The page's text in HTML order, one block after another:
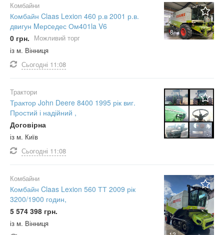
8
Комбайни
Комбайн Claas Lexion 460 р.в 2001 р.в.
двигун Mерcедес Ом401la V6
0 грн. Можливий торг
із м. Вінниця
Сьогодні 11:08
Трактори
Трактор John Deere 8400 1995 рік виг.
Простий і надійний ,
Договірна
із м. Київ
Сьогодні 11:08
Комбайни
Комбайн Claas Lexion 560 ТТ 2009 рік
3200/1900 годин,
5 574 398 грн.
із м. Вінниця